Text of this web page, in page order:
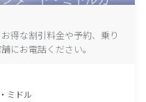
得な割引料金や予約、乗り
にお電話ください。
ミドル